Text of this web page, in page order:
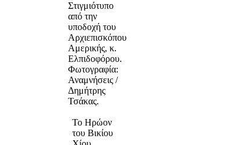
Στιγμιότυπο
από την
υποδοχή του
Αρχιεπισκόπου
Αμερικής, κ.
Ελπιδοφόρου.
Φωτογραφία:
Αναμνήσεις /
Δημήτρης
Τσάκας.
Το Ηρώον
του Βικίου